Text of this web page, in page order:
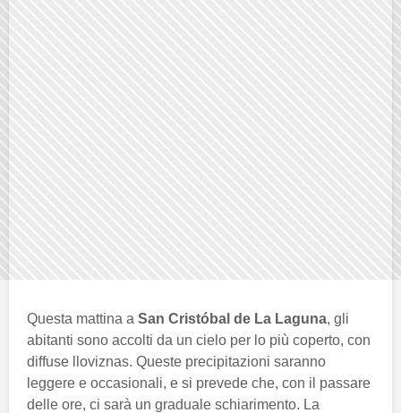
Questa mattina a San Cristóbal de La Laguna, gli
abitanti sono accolti da un cielo per lo più coperto, con
diffuse lloviznas. Queste precipitazioni saranno
leggere e occasionali, e si prevede che, con il passare
delle ore, ci sarà un graduale schiarimento. La